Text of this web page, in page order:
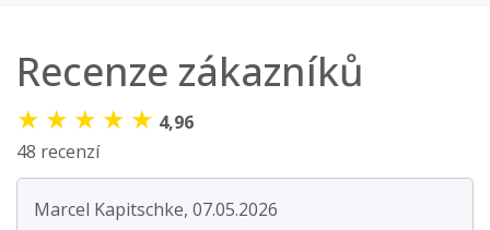
Recenze zákazníků
★ ★ ★ ★ ★ 4,96
48 recenzí
Marcel Kapitschke, 07.05.2026